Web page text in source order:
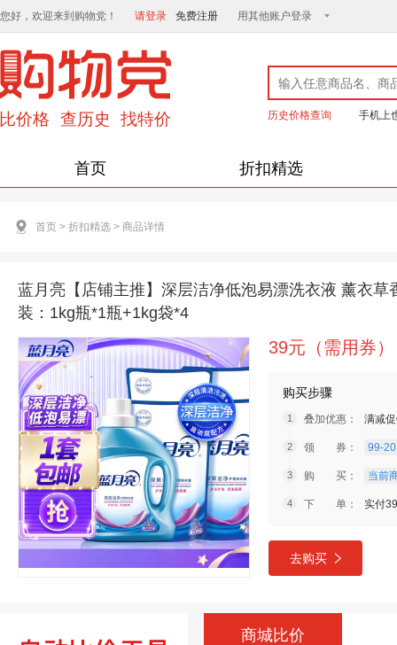
您好，欢迎来到购物党！ 请登录 免费注册 用其他账户登录
历史价格查询 手机上
首页 折扣精选
首页 > 折扣精选 > 商品详情
蓝月亮【店铺主推】深层洁净低泡易漂洗衣液 薰衣草
装：1kg瓶*1瓶+1kg袋*4
39元（需用券）
购买步骤
叠加优惠： 满减
领 券： 99-
购 买： 当前
下 单： 实付
去购买
商城比价